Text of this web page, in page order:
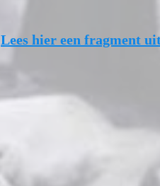
Lees hier een fragment